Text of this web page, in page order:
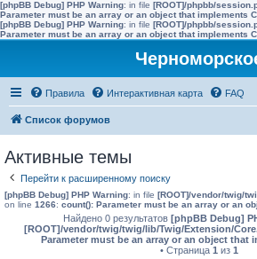
[phpBB Debug] PHP Warning: in file [ROOT]/phpbb/
Parameter must be an array or an object that implements
[phpBB Debug] PHP Warning: in file [ROOT]/phpbb/
Parameter must be an array or an object that implements
Правила Интерактивная карта FAQ
Список форумов
Активные темы
Перейти к расширенному поиску
[phpBB Debug] PHP Warning: in file [ROOT]/vendor/twig/
on line 1266: count(): Parameter must be an array or an
Найдено 0 результатов [phpBB Debug]
[ROOT]/vendor/twig/twig/lib/Twig/Extension/
Parameter must be an array or an object that
• Страница 1 из 1